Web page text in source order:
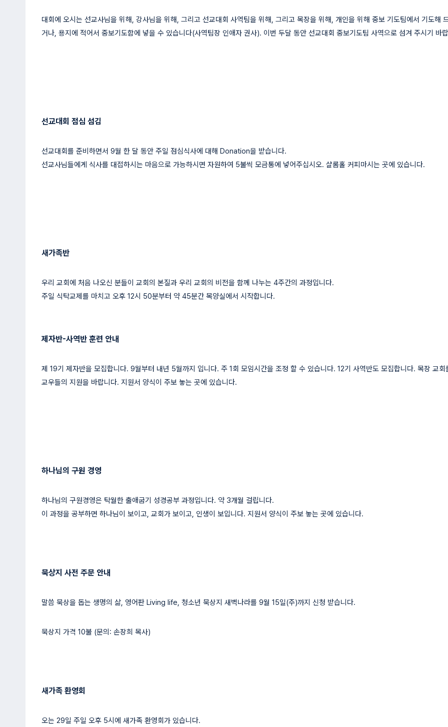
대회에 오시는 선교사님을 위해, 강사님을 위해, 그리고 선교대회 사역팀을 위해, 그리고 목장을 위해, 개인을 위해 중보 기도팀에서 기
거나, 용지에 적어서 중보기도함에 넣을 수 있습니다(사역팀장 인애자 권사). 이번 두달 동안 선교대회 중보기도팀 사역으로 섬겨 주시기 바
선교대회 점심 섬김
선교대회를 준비하면서 9월 한 달 동안 주일 점심식사에 대해 Donation을 받습니다.
선교사님들에게 식사를 대접하시는 마음으로 가능하시면 자원하여 5불씩 모금통에 넣어주십시오. 샬롬홀 커피마시는 곳에 있습니다.
새가족반
우리 교회에 처음 나오신 분들이 교회의 본질과 우리 교회의 비전을 함께 나누는 4주간의 과정입니다.
주일 식탁교제를 마치고 오후 12시 50분부터 약 45분간 목양실에서 시작합니다.
제자반-사역반 훈련 안내
제 19기 제자반을 모집합니다. 9월부터 내년 5월까지 입니다. 주 1회 모임시간을 조정 할 수 있습니다. 12기 사역반도 모집합니다. 목장 교
교우들의 지원을 바랍니다. 지원서 양식이 주보 놓는 곳에 있습니다.
하나님의 구원 경영
하나님의 구원경영은 탁월한 출애굽기 성경공부 과정입니다. 약 3개월 걸립니다.
이 과정을 공부하면 하나님이 보이고, 교회가 보이고, 인생이 보입니다. 지원서 양식이 주보 놓는 곳에 있습니다.
묵상지 사전 주문 안내
말씀 묵상을 돕는 생명의 삶, 영어판 Living life, 청소년 묵상지 새벽나라를 9월 15일(주)까지 신청 받습니다.
묵상지 가격 10불 (문의: 손장희 목사)
새가족 환영회
오는 29일 주일 오후 5시에 새가족 환영회가 있습니다.